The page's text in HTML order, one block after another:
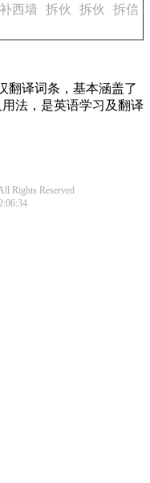
西墙 拆伙 拆伙
拆信
翻译词条，基本涵盖了
法，是英语学习及翻译
Rights Reserved